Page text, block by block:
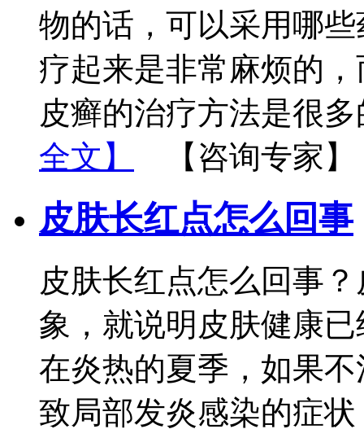
物的话，可以采用哪
疗起来是非常麻烦的
皮癣的治疗方法是很
全文】
【咨询专家】
皮肤长红点怎么回事
皮肤长红点怎么回事
象，就说明皮肤健康
在炎热的夏季，如果
致局部发炎感染的症